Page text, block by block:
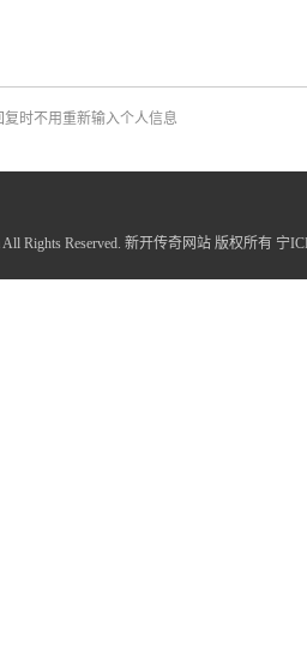
复时不用重新输入个人信息
Rights Reserved. 新开传奇网站 版权所有 宁